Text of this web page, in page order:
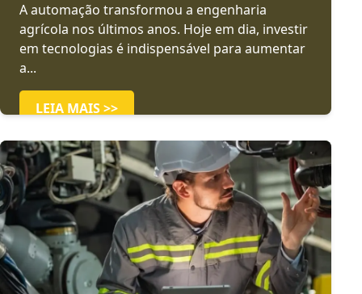
A automação transformou a engenharia
agrícola nos últimos anos. Hoje em dia, investir
em tecnologias é indispensável para aumentar
a...
LEIA MAIS >>